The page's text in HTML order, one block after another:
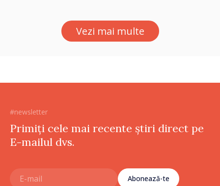
Vezi mai multe
#newsletter
Primiți cele mai recente știri direct pe
E-mailul dvs.
Abonează-te